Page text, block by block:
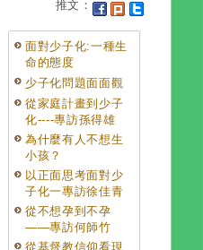
推文：
面對少子化:一種生
命的態度
少子化問題面面觀
從家庭計畫到少子
化----專訪孫得雄
為什麼有人不想生
小孩？
以正面思考面對少
子化一專訪徐佳青
從不想孕到不孕
——專訪何師竹
從基督教信仰看現